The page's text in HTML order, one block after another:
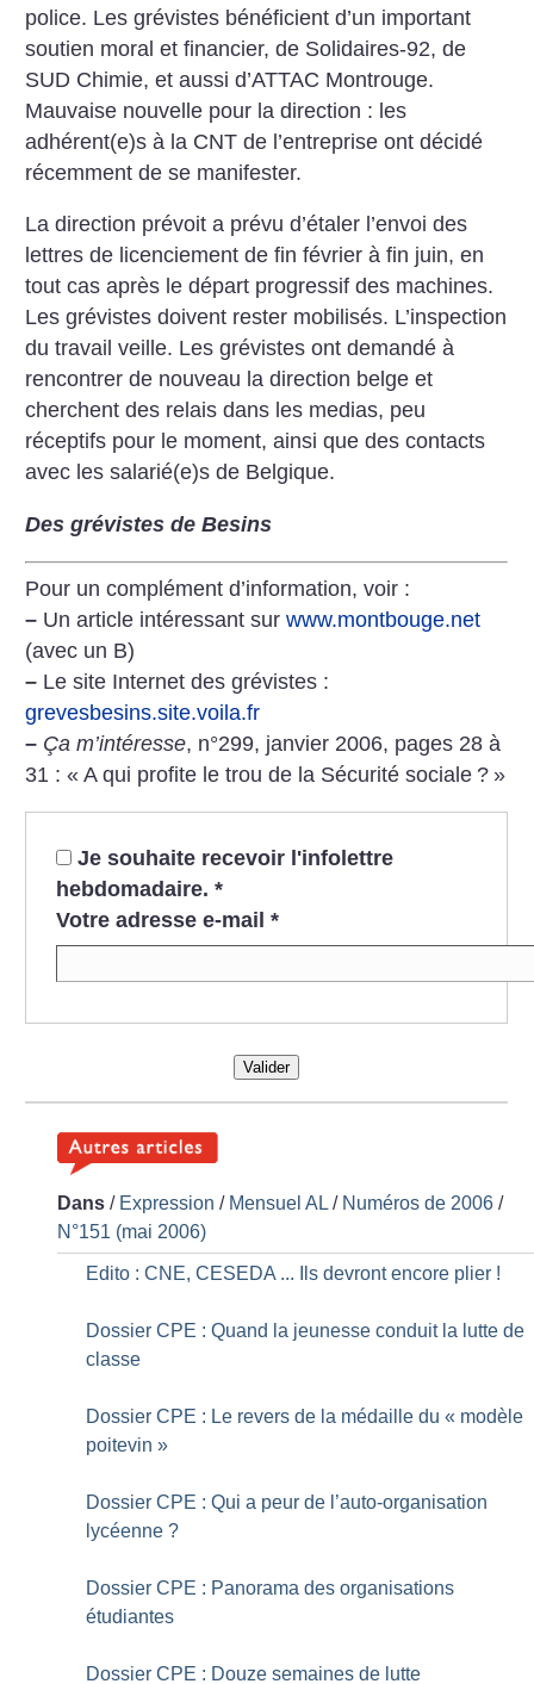
police. Les grévistes bénéficient d’un important
soutien moral et financier, de Solidaires-92, de
SUD Chimie, et aussi d’ATTAC Montrouge.
Mauvaise nouvelle pour la direction : les
adhérent(e)s à la CNT de l’entreprise ont décidé
récemment de se manifester.
La direction prévoit a prévu d’étaler l’envoi des
lettres de licenciement de fin février à fin juin, en
tout cas après le départ progressif des machines.
Les grévistes doivent rester mobilisés. L’inspection
du travail veille. Les grévistes ont demandé à
rencontrer de nouveau la direction belge et
cherchent des relais dans les medias, peu
réceptifs pour le moment, ainsi que des contacts
avec les salarié(e)s de Belgique.
Des grévistes de Besins
Pour un complément d’information, voir :
– Un article intéressant surwww.montbouge.net
(avec un B)
– Le site Internet des grévistes :
grevesbesins.site.voila.fr
– Ça m’intéresse, n°299, janvier 2006, pages 28 à
31 : « A qui profite le trou de la Sécurité sociale ? »
Je souhaite recevoir l'infolettre
hebdomadaire. *
Votre adresse e-mail *
Valider
Dans / Expression / Mensuel AL / Numéros de 2006 /
N°151 (mai 2006)
Edito : CNE, CESEDA ... Ils devront encore plier !
Dossier CPE : Quand la jeunesse conduit la lutte de
classe
Dossier CPE : Le revers de la médaille du « modèle
poitevin »
Dossier CPE : Qui a peur de l’auto-organisation
lycéenne ?
Dossier CPE : Panorama des organisations
étudiantes
Dossier CPE : Douze semaines de lutte